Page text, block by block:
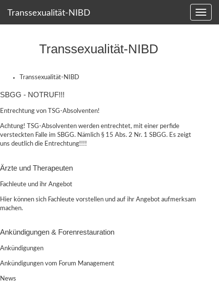
Transsexualität-NIBD
Transsexualität-NIBD
Transsexualität-NIBD
SBGG - NOTRUF!!!
Entrechtung von TSG-Absolventen!
Achtung! TSG-Absolventen werden entrechtet, mit einer perfide
versteckten Falle im SBGG. Nämlich § 15 Abs. 2 Nr. 1 SBGG. Es zeigt
uns deutlich die Entrechtung!!!!
Ärzte und Therapeuten
Fachleute und ihr Angebot
Hier können sich Fachleute vorstellen und auf ihr Angebot aufmerksam
machen.
Ankündigungen & Forenrestauration
Ankündigungen
Ankündigungen vom Forum Management
News